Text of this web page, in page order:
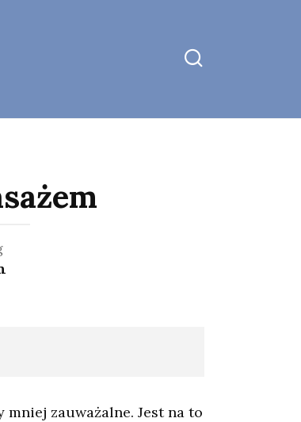
mniej zauważalne. Jest na to